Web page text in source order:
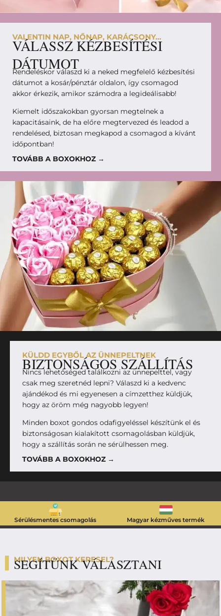
VALENTIN NAP, NŐNAP, KARÁCSONY...
VÁLASSZ KÉZBESÍTÉSI
DÁTUMOT
Rendeléskor válaszd ki a neked megfelelő kézbesítési
dátumot a kosár/pénztár oldalon, így csomagod
akkor érkezik, amikor számodra a legideálisabb!
Kiemelt időszakokban gyorsan megtelnek a
kapacitásaink, de ha előre megtervezed és leadod a
rendelésed, biztosan megkapod a csomagod a kívánt
időpontban!
TOVÁBB A BOXOKHOZ →
KÜLDD EGYBŐL AZ ÜNNEPELTNEK
BIZTONSÁGOS SZÁLLÍTÁS
Nincs lehetőséged találkozni az ünnepelttel, vagy
csak meg szeretnéd lepni? Válaszd ki a kedvenc
ajándékod és mi egyenesen a címzetthez küldjük,
hogy az öröm még nagyobb legyen!
Minden boxot gondos odafigyeléssel készítünk el és
biztonságosan kialakított csomagolásban küldjük,
hogy a szállítás során ne sérülhessen meg.
TOVÁBB A BOXOKHOZ →
Sérülésmentes csomagolás Magyar kézműves termék
MILYEN BOXOT KERESEL?
SEGÍTÜNK VÁLASZTANI